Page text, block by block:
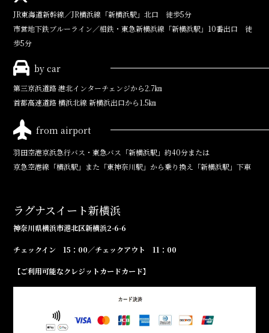
JR東海道新幹線／JR横浜線 「新横浜駅」北口 徒歩5分
市営地下鉄ブルーライン／相鉄・東急新横浜線 「新横浜駅」10番出口 徒
歩5分
by car
第三京浜道路港北インターチェンジから2.7㎞
首都高速道路横浜北線 新横浜出口から1.5㎞
from airport
羽田空港京浜急行バス・東急バス「新横浜駅」約40分または
京急空港線「横浜駅」また「東神奈川駅」から乗り換え「新横浜駅」下車
ラグナスイート新横浜
神奈川県横浜市港北区新横浜2-6-6
チェックイン 15：00／チェックアウト 11：00
【ご利用可能なクレジットカードカード】